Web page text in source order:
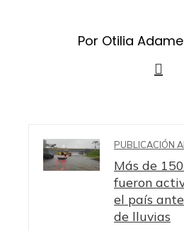
Por Otilia
PUBLICACIÓN
Más de
fueron
el país
de lluvias